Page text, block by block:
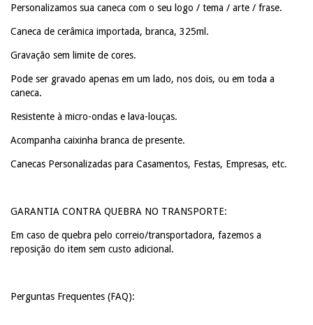
Personalizamos sua caneca com o seu logo / tema / arte / frase.
Caneca de cerâmica importada, branca, 325ml.
Gravação sem limite de cores.
Pode ser gravado apenas em um lado, nos dois, ou em toda a
caneca.
Resistente à micro-ondas e lava-louças.
Acompanha caixinha branca de presente.
Canecas Personalizadas para Casamentos, Festas, Empresas, etc.
GARANTIA CONTRA QUEBRA NO TRANSPORTE:
Em caso de quebra pelo correio/transportadora, fazemos a
reposição do item sem custo adicional.
Perguntas Frequentes (FAQ):